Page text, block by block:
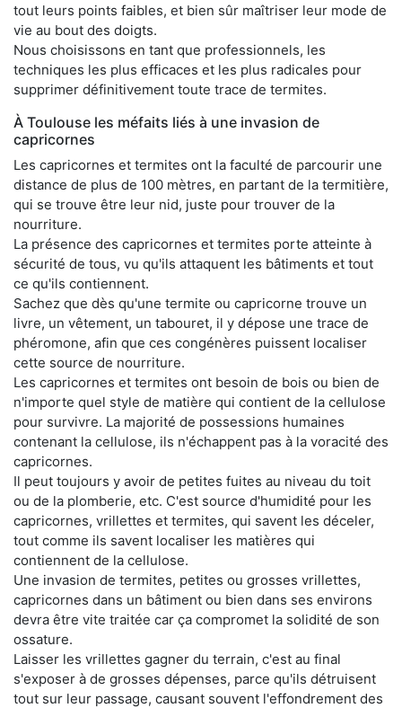
tout leurs points faibles, et bien sûr maîtriser leur mode de
vie au bout des doigts.
Nous choisissons en tant que professionnels, les
techniques les plus efficaces et les plus radicales pour
supprimer définitivement toute trace de termites.
À Toulouse les méfaits liés à une invasion de
capricornes
Les capricornes et termites ont la faculté de parcourir une
distance de plus de 100 mètres, en partant de la termitière,
qui se trouve être leur nid, juste pour trouver de la
nourriture.
La présence des capricornes et termites porte atteinte à
sécurité de tous, vu qu'ils attaquent les bâtiments et tout
ce qu'ils contiennent.
Sachez que dès qu'une termite ou capricorne trouve un
livre, un vêtement, un tabouret, il y dépose une trace de
phéromone, afin que ces congénères puissent localiser
cette source de nourriture.
Les capricornes et termites ont besoin de bois ou bien de
n'importe quel style de matière qui contient de la cellulose
pour survivre. La majorité de possessions humaines
contenant la cellulose, ils n'échappent pas à la voracité des
capricornes.
Il peut toujours y avoir de petites fuites au niveau du toit
ou de la plomberie, etc. C'est source d'humidité pour les
capricornes, vrillettes et termites, qui savent les déceler,
tout comme ils savent localiser les matières qui
contiennent de la cellulose.
Une invasion de termites, petites ou grosses vrillettes,
capricornes dans un bâtiment ou bien dans ses environs
devra être vite traitée car ça compromet la solidité de son
ossature.
Laisser les vrillettes gagner du terrain, c'est au final
s'exposer à de grosses dépenses, parce qu'ils détruisent
tout sur leur passage, causant souvent l'effondrement des